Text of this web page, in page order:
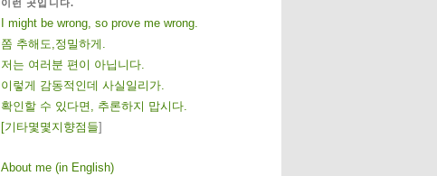
이런 곳입니다.
I might be wrong, so prove me wrong.
쫌 추해도,정밀하게.
저는 여러분 편이 아닙니다.
이렇게 감동적인데 사실일리가.
확인할 수 있다면, 추론하지 맙시다.
[기 타몇 몇 지 향점 들]
About me (in English)